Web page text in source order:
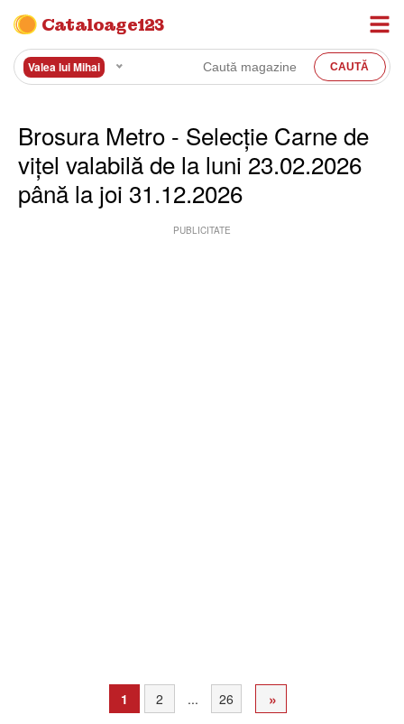
Cataloage123
Valea lui Mihai
Brosura Metro - Selecție Carne de
vițel valabilă de la luni 23.02.2026
până la joi 31.12.2026
PUBLICITATE
1 2 ... 26 »